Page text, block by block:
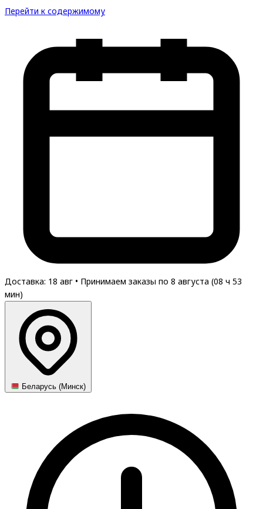
Перейти к содержимому
Доставка: 18 авг • Принимаем заказы по 8 августа (08 ч 53
мин)
Беларусь (Минск)